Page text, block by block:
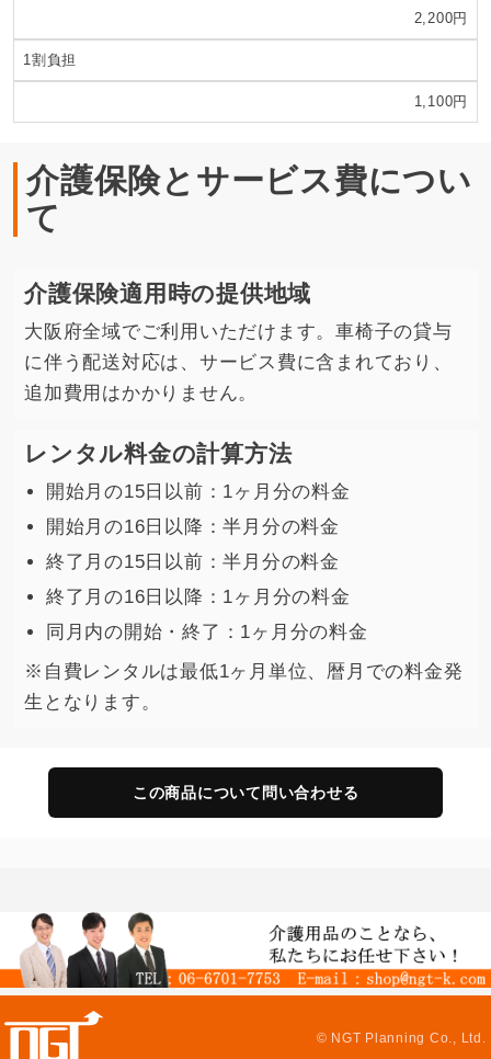
2,200円
1割負担
1,100円
介護保険とサービス費につい
て
介護保険適用時の提供地域
大阪府全域でご利用いただけます。車椅子の貸与
に伴う配送対応は、サービス費に含まれており、
追加費用はかかりません。
レンタル料金の計算方法
開始月の15日以前：1ヶ月分の料金
開始月の16日以降：半月分の料金
終了月の15日以前：半月分の料金
終了月の16日以降：1ヶ月分の料金
同月内の開始・終了：1ヶ月分の料金
※自費レンタルは最低1ヶ月単位、暦月での料金発
生となります。
この商品について問い合わせる
© NGT Planning Co., Ltd.